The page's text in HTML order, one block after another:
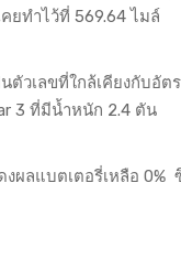
ยทำไว้ที่ 569.64 ไมล์
ตัวเลขที่ใกล้เคียงกับอัต
3 ที่มีน้ำหนัก 2.4 ตัน
งผลแบตเตอรี่เหลือ 0%